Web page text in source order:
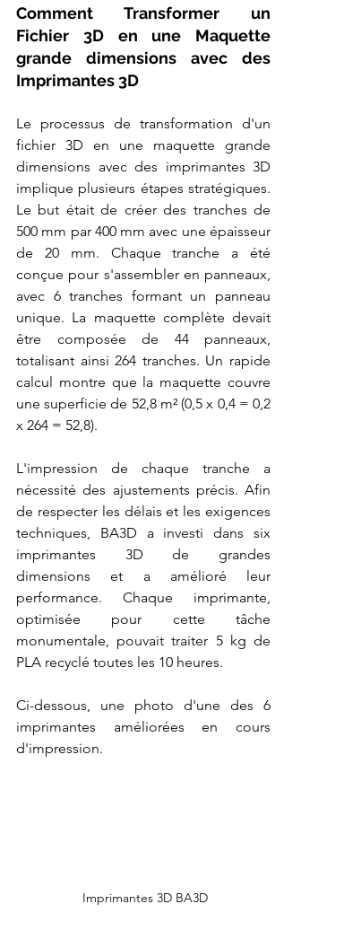
Comment Transformer un
Fichier 3D en une Maquette
grande dimensions avec des
Imprimantes 3D
Le processus de transformation d'un
fichier 3D en une maquette grande
dimensions avec des imprimantes 3D
implique plusieurs étapes stratégiques.
Le but était de créer des tranches de
500 mm par 400 mm avec une épaisseur
de 20 mm. Chaque tranche a été
conçue pour s'assembler en panneaux,
avec 6 tranches formant un panneau
unique. La maquette complète devait
être composée de 44 panneaux,
totalisant ainsi 264 tranches. Un rapide
calcul montre que la maquette couvre
une superficie de 52,8 m² (0,5 x 0,4 = 0,2
x 264 = 52,8).
L'impression de chaque tranche a
nécessité des ajustements précis. Afin
de respecter les délais et les exigences
techniques, BA3D a investi dans six
imprimantes 3D de grandes
dimensions et a amélioré leur
performance. Chaque imprimante,
optimisée pour cette tâche
monumentale, pouvait traiter 5 kg de
PLA recyclé toutes les 10 heures.
Ci-dessous, une photo d'une des 6
imprimantes améliorées en cours
d'impression.
Imprimantes 3D BA3D